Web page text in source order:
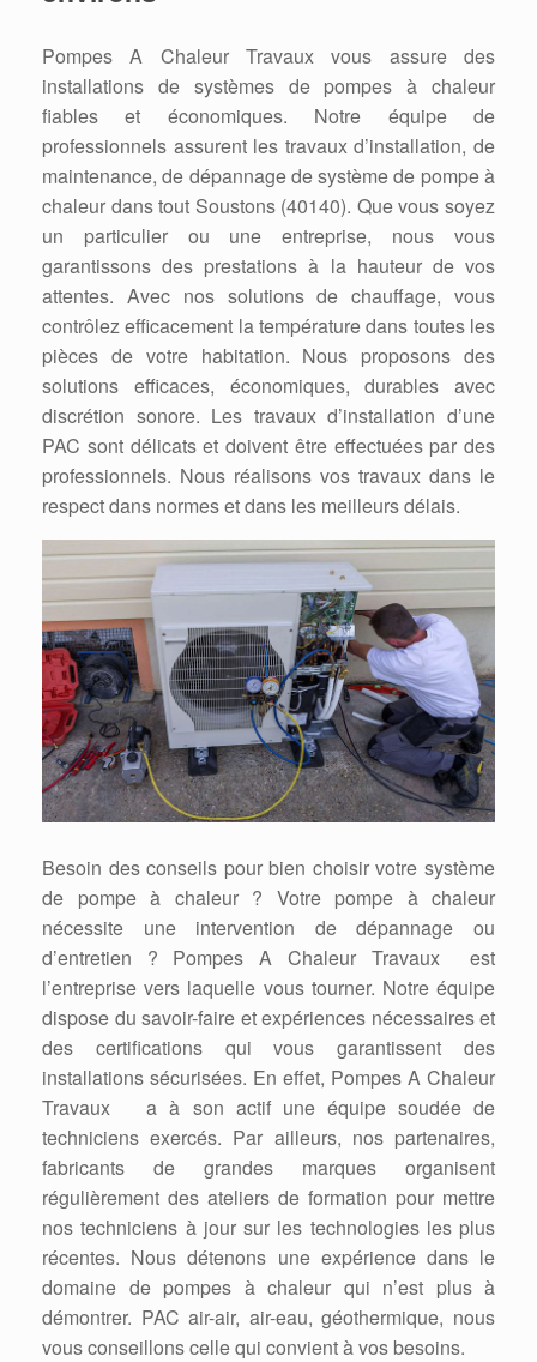
Pompes A Chaleur Travaux vous assure des
installations de systèmes de pompes à chaleur
fiables et économiques. Notre équipe de
professionnels assurent les travaux d’installation, de
maintenance, de dépannage de système de pompe à
chaleur dans tout Soustons (40140). Que vous soyez
un particulier ou une entreprise, nous vous
garantissons des prestations à la hauteur de vos
attentes. Avec nos solutions de chauffage, vous
contrôlez efficacement la température dans toutes les
pièces de votre habitation. Nous proposons des
solutions efficaces, économiques, durables avec
discrétion sonore. Les travaux d’installation d’une
PAC sont délicats et doivent être effectuées par des
professionnels. Nous réalisons vos travaux dans le
respect dans normes et dans les meilleurs délais.
Besoin des conseils pour bien choisir votre système
de pompe à chaleur ? Votre pompe à chaleur
nécessite une intervention de dépannage ou
d’entretien ? Pompes A Chaleur Travaux est
l’entreprise vers laquelle vous tourner. Notre équipe
dispose du savoir-faire et expériences nécessaires et
des certifications qui vous garantissent des
installations sécurisées. En effet, Pompes A Chaleur
Travaux a à son actif une équipe soudée de
techniciens exercés. Par ailleurs, nos partenaires,
fabricants de grandes marques organisent
régulièrement des ateliers de formation pour mettre
nos techniciens à jour sur les technologies les plus
récentes. Nous détenons une expérience dans le
domaine de pompes à chaleur qui n’est plus à
démontrer. PAC air-air, air-eau, géothermique, nous
vous conseillons celle qui convient à vos besoins.